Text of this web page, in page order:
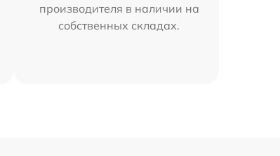
производителя в наличии на
собственных складах.